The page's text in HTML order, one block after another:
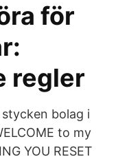
för
regler
bolag i
to my
YOU RESET